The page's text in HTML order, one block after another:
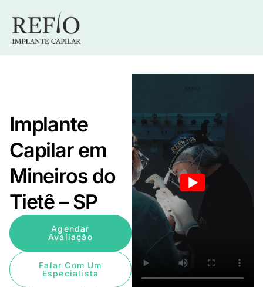
Implante
Capilar em
Mineiros do
Tietê – SP
Agendar
Avaliação
Falar Com Um
Especialista